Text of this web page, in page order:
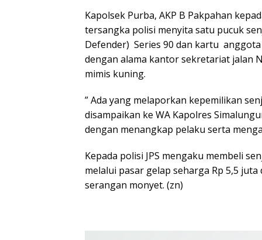
Kapolsek Purba, AKP B Pakpahan
tersangka polisi menyita satu pucuk
Defender) Series 90 dan kartu
dengan alama kantor sekretariat jalan
mimis kuning.
” Ada yang melaporkan kepemilikan
disampaikan ke WA Kapolres
dengan menangkap pelaku serta
Kepada polisi JPS mengaku membeli
melalui pasar gelap seharga Rp 5,5
serangan monyet. (zn)